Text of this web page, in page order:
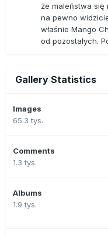
że maleństwa się
na pewno
właśnie Mango
od pozostałych.
Gallery Statistics
Images
65.3 tys.
Comments
1.3 tys.
Albums
1.9 tys.